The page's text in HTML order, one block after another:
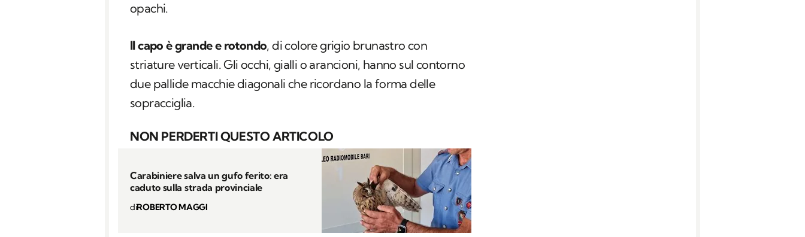
opachi.
Il capo è grande e rotondo, di colore grigio brunastro con
striature verticali. Gli occhi, gialli o arancioni, hanno sul contorno
due pallide macchie diagonali che ricordano la forma delle
sopracciglia.
NON PERDERTI QUESTO ARTICOLO
Carabiniere salva un gufo ferito: era
caduto sulla strada provinciale
diROBERTO MAGGI